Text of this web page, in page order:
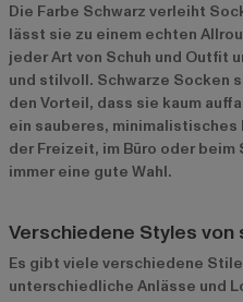
Die Farbe Schwarz verleiht
lässt sie zu einem echten
jeder Art von Schuh und Outfit
und stilvoll. Schwarze Socken
den Vorteil, dass sie kaum
ein sauberes, minimalistisches
der Freizeit, im Büro oder
immer eine gute Wahl.
Verschiedene Styles
Es gibt viele verschiedene
unterschiedliche Anlässe und